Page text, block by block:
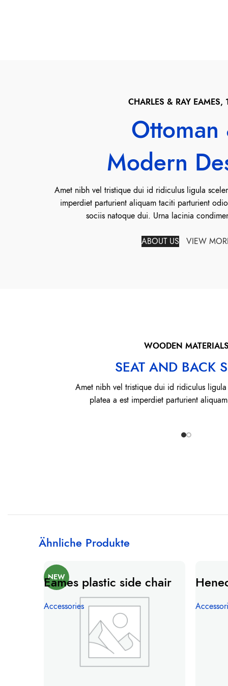
CHARLES & RAY EAMES,
Ottoman
Modern
Amet nibh vel tristique dui id ridiculus ligula
imperdiet parturient aliquam taciti parturient
sociis natoque dui. Urna lacinia
ABOUT US VIEW
WOODEN
SEAT AND BACK
Amet nibh vel tristique dui id ridiculus ligula
platea a est imperdiet parturient
Ähnliche Produkte
NEW
Eames plastic side chair
Accessories